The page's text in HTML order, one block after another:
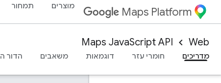
Maps Platform מוצרים תמחור
Web
Maps JavaScript API
מדריכים
חומרי עזר דוגמאות משאבים הדור